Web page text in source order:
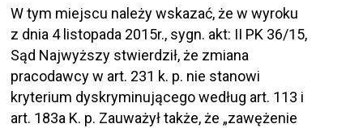
W tym miejscu należy wskazać, że w wyroku
z dnia 4 listopada 2015r., sygn. akt: II PK 36/15,
Sąd Najwyższy stwierdził, że zmiana
pracodawcy w art. 231 k. p. nie stanowi
kryterium dyskryminującego według art. 113 i
art. 183a K. p. Zauważył także, że „zawężenie